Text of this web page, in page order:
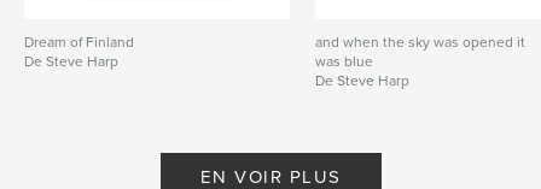
Dream of Finland
De Steve Harp
and when the sky was opened it
was blue
De Steve Harp
EN VOIR PLUS